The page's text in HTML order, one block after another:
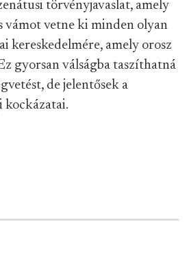
törvényjavaslat, amely
vámot vetne ki minden olyan
kereskedelmére, amely orosz
gyorsan válságba taszíthatná
de jelentősek a
kockázatai.